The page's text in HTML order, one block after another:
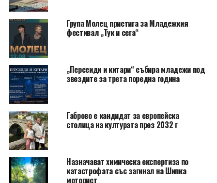
Група Молец пристига за Младежкия
фестивал „Тук и сега“
„Персеиди и китари“ събира младежи под
звездите за трета поредна година
Габрово е кандидат за европейска
столица на културата през 2032 г
Назначават химическа експертиза по
катастрофата със загинал на Шипка
моторист